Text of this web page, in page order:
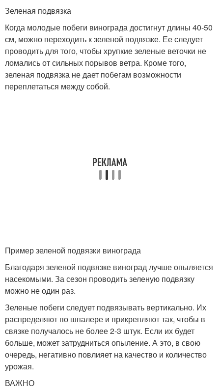
Зеленая подвязка
Когда молодые побеги винограда достигнут длины 40-50
см, можно переходить к зеленой подвязке. Ее следует
проводить для того, чтобы хрупкие зеленые веточки не
ломались от сильных порывов ветра. Кроме того,
зеленая подвязка не дает побегам возможности
переплетаться между собой.
Пример зеленой подвязки винограда
Благодаря зеленой подвязке виноград лучше опыляется
насекомыми. За сезон проводить зеленую подвязку
можно не один раз.
Зеленые побеги следует подвязывать вертикально. Их
распределяют по шпалере и прикрепляют так, чтобы в
связке получалось не более 2-3 штук. Если их будет
больше, может затрудниться опыление. А это, в свою
очередь, негативно повлияет на качество и количество
урожая.
ВАЖНО